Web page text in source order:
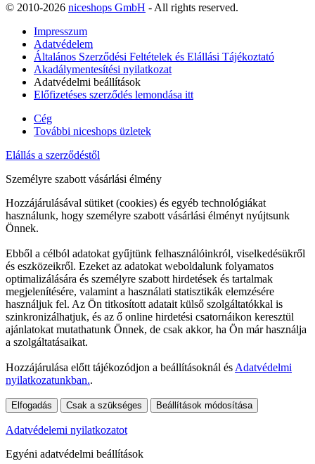
© 2010-2026 niceshops GmbH - All rights reserved.
Impresszum
Adatvédelem
Általános Szerződési Feltételek és Elállási Tájékoztató
Akadálymentesítési nyilatkozat
Adatvédelmi beállítások
Előfizetéses szerződés lemondása itt
Cég
További niceshops üzletek
Elállás a szerződéstől
Személyre szabott vásárlási élmény
Hozzájárulásával sütiket (cookies) és egyéb technológiákat
használunk, hogy személyre szabott vásárlási élményt nyújtsunk
Önnek.
Ebből a célból adatokat gyűjtünk felhasználóinkról, viselkedésükről
és eszközeikről. Ezeket az adatokat weboldalunk folyamatos
optimalizálására és személyre szabott hirdetések és tartalmak
megjelenítésére, valamint a használati statisztikák elemzésére
használjuk fel. Az Ön titkosított adatait külső szolgáltatókkal is
szinkronizálhatjuk, és az ő online hirdetési csatornáikon keresztül
ajánlatokat mutathatunk Önnek, de csak akkor, ha Ön már használja
a szolgáltatásaikat.
Hozzájárulása előtt tájékozódjon a beállításoknál és Adatvédelmi
nyilatkozatunkban..
Elfogadás Csak a szükséges Beállítások módosítása
Adatvédelemi nyilatkozatot
Egyéni adatvédelmi beállítások